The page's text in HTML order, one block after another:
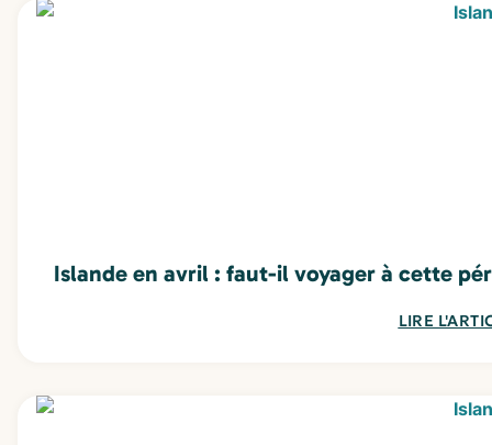
Islande en avril : faut-il voyager à cette
LIRE